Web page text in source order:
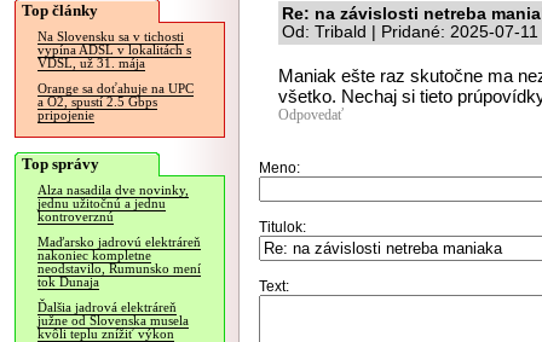
Top články
Na Slovensku sa v tichosti
vypína ADSL v lokalitách s
VDSL, už 31. mája
Orange sa doťahuje na UPC
a O2, spustí 2.5 Gbps
pripojenie
Top správy
Alza nasadila dve novinky,
jednu užitočnú a jednu
kontroverznú
Maďarsko jadrovú elektráreň
nakoniec kompletne
neodstavilo, Rumunsko mení
tok Dunaja
Ďalšia jadrová elektráreň
južne od Slovenska musela
kvôli teplu znížiť výkon
Re: na závislosti netreba
Od: Tribald | Pridané: 2025-07-
Maniak ešte raz skutočne ma
všetko. Nechaj si tieto
Odpovedať
Meno:
Titulok:
Text: